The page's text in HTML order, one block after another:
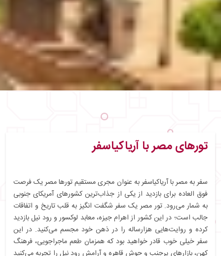
تورهای مصر با آریاکیاسفر
سفر به مصر با آریاکیاسفر به عنوان مجری مستقیم تورها مصر یک فرصت
فوق العاده برای بازدید از یکی از جذاب‌ترین کشورهای آمریکای جنوبی
به شمار می‌رود. تور مصر یک سفر شگفت انگیز به قلب تاریخ و اتفاقات
جالب است؛ در این کشور از اهرام جیزه، معابد لوکسور و رود نیل بازدید
کرده و روایت‌هایی هزارساله را در ذهن خود مجسم می‌کنید. در این
سفر خیلی خوب قادر خواهید بود که همزمان طعم ماجراجویی، فرهنگ
کهن، بازارهای پرجنب و حوش قاهره و آرامش رود نیل را تجربه می‌کنید